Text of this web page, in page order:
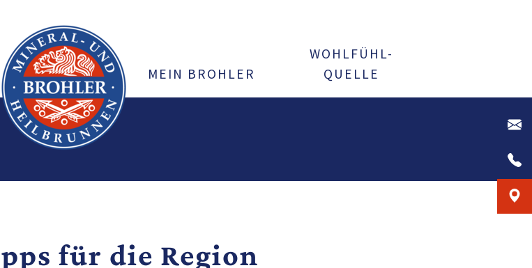
MEIN BROHLER
WOHLFÜHL-
QUELLE
für die Region